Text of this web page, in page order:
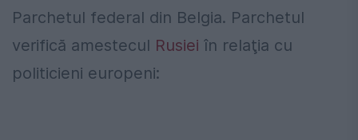
Parchetul federal din Belgia. Parchetul
verifică amestecul Rusiei în relaţia cu
politicieni europeni: